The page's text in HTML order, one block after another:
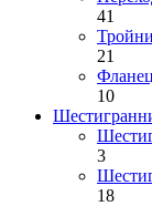
41
21
10
3
18